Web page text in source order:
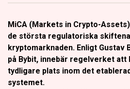
MiCA (Markets in Crypto-
de största regulatoriska
kryptomarknaden. Enligt Gustav
på Bybit, innebär regelverket att
tydligare plats inom det
systemet.